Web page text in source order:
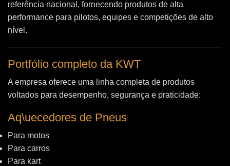
referência nacional, fornecendo produtos de alta
performance para pilotos, equipes e competições de alto
nível.
Portfólio completo da KWT
A empresa oferece uma linha completa de produtos
voltados para desempenho, segurança e praticidade:
Aq\uecedores de Pneus
Para motos
Para carros
Para kart